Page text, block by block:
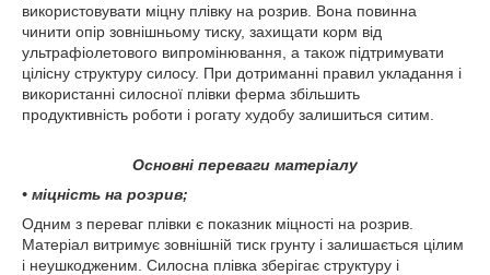
використовувати міцну плівку на розрив. Вона повинна
чинити опір зовнішньому тиску, захищати корм від
ультрафіолетового випромінювання, а також підтримувати
цілісну структуру силосу. При дотриманні правил укладання і
використанні силосної плівки ферма збільшить
продуктивність роботи і рогату худобу залишиться ситим.
Основні переваги матеріалу
• міцність на розрив;
Одним з переваг плівки є показник міцності на розрив.
Матеріал витримує зовнішній тиск грунту і залишається цілим
і неушкодженим. Силосна плівка зберігає структуру і